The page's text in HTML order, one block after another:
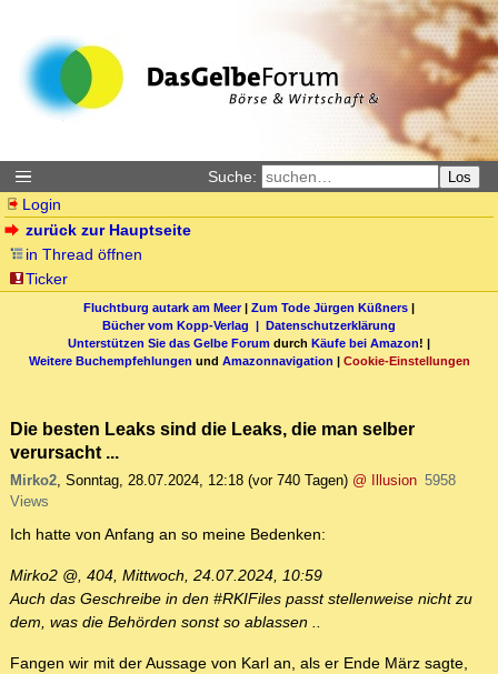
Suche: Los
Login
zurück zur Hauptseite
in Thread öffnen
Ticker
Fluchtburg autark am Meer| Zum Tode Jürgen Küßners |
Bücher vom Kopp-Verlag | Datenschutzerklärung
Unterstützen Sie das Gelbe Forum durch Käufe bei Amazon! |
Weitere Buchempfehlungen und Amazonnavigation | Cookie-Einstellungen
Die besten Leaks sind die Leaks, die man selber
verursacht ...
Mirko2, Sonntag, 28.07.2024, 12:18 (vor 740 Tagen) @ Illusion 5958
Views
Ich hatte von Anfang an so meine Bedenken:
Mirko2 @, 404, Mittwoch, 24.07.2024, 10:59
Auch das Geschreibe in den #RKIFiles passt stellenweise nicht zu
dem, was die Behörden sonst so ablassen ..
Fangen wir mit der Aussage von Karl an, als er Ende März sagte,